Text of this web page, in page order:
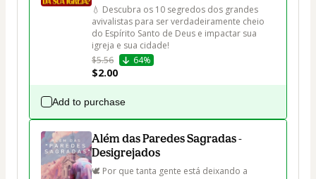
💧 Descubra os 10 segredos dos grandes
avivalistas para ser verdadeiramente cheio
do Espírito Santo de Deus e impactar sua
igreja e sua cidade!
$5.56
64%
$2.00
Add to purchase
Além das Paredes Sagradas -
Desigrejados
🕊️ Por que tanta gente está deixando a